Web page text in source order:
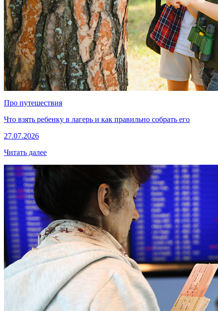
Про путешествия
Что взять ребенку в лагерь и как правильно собрать его
27.07.2026
Читать далее